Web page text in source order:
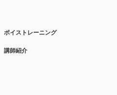
ボイストレーニング
講師紹介